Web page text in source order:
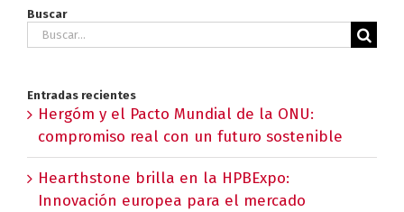
Buscar
Buscar:
Entradas recientes
Hergóm y el Pacto Mundial de la ONU:
compromiso real con un futuro sostenible
Hearthstone brilla en la HPBExpo:
Innovación europea para el mercado